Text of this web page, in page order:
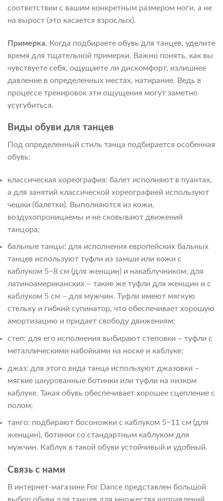
соответствии с вашим конкретным размером ноги, а не
на вырост (это касается взрослых).
Примерка. Когда подбираете обувь для танцев, уделите
время для тщательной примерки. Важно понять, как вы
чувствуете себя, ощущаете ли дискомфорт, излишнее
давление в определенных местах, натирание. Ведь в
процессе тренировок эти ощущения могут заметно
усугубиться.
Виды обуви для танцев
Под определенный стиль танца подбирается особенная
обувь:
классическая хореография: балет исполняют в пуантах,
а для занятий классической хореографией используют
чешки (балетки). Выполняются из кожи,
воздухопроницаемы и не сковывают движений
танцора;
бальные танцы: для исполнения европейских бальных
танцев используют туфли из замши или кожи с
каблуком 5−8 см (для женщин) и накаблучником; для
латиноамериканских – такие же туфли для женщин и с
каблуком 5 см – для мужчин. Туфли имеют мягкую
стельку и гибкий супинатор, что обеспечивает хорошую
амортизацию и придает свободу движениям;
степ: для его исполнения выбирают степовки – туфли с
металлическими набойками на носке и каблуке;
джаз: для этого вида танца используют джазовки –
мягкие шнурованные ботинки или туфли на низком
каблуке. Такая обувь обеспечивает хорошее сцепление с
полом;
танго: подбирают босоножки с каблуком 5−11 см (для
женщин), ботинки со стандартным каблуком для
мужчин. Каблук в такой обуви устойчивый и удобный.
Связь с нами
В интернет-магазине For Dance представлен большой
выбор обуви для танцев для множества направлений.